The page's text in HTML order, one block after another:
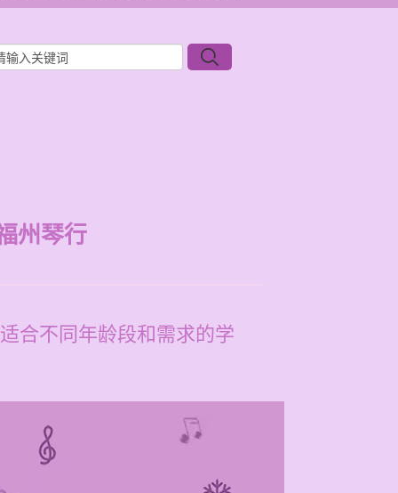
州琴行
合不同年龄段和需求的学